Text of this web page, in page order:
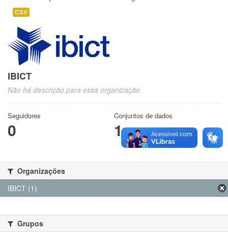
CSV
IBICT
Não há descrição para essa organização
Seguidores
0
Conjuntos de dados
1
Organizações
IBICT (1)
Grupos